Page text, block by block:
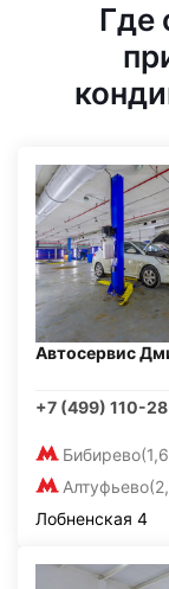
Где
Автосервис
+7 (499) 110-
Бибирево
Алтуфьево
Лобненская 4